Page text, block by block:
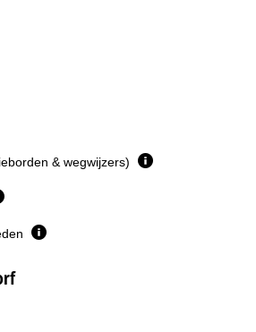
& wegwijzers)